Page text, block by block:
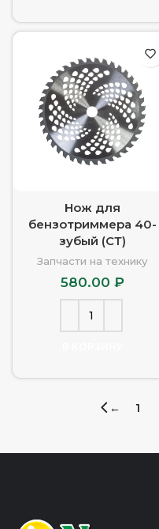
Нож для
бензотриммера 40-
зубый (СТ)
Запчасти на технику
580.00 ₽
← 1